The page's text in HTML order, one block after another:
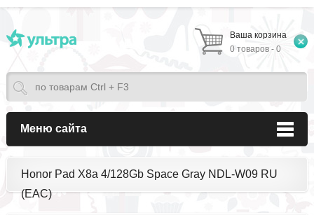
Ваша корзина
0 товаров - 0
Меню сайта
Honor Pad X8a 4/128Gb Space Gray NDL-W09 RU
(EAC)